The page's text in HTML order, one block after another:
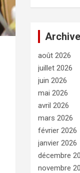
août 2026
juillet 2026
juin 2026
mai 2026
avril 2026
mars 2026
février 2026
janvier 2026
décembre
novembre